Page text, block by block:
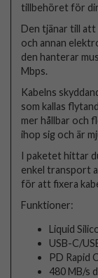
tillbehöret för
Den tjänar till
och annan
den hanterar
Mbps.
Kabelns
som kallas
mer hållbar och
ihop sig och är
I paketet hittar
enkel transport
för att fixera
Funktioner:
Liquid
USB-C/
PD Rapid
480 MB/s